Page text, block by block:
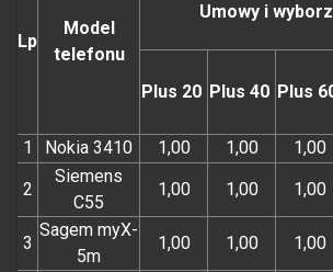
Lp
Model
telefonu
Umowy i
Plus 20 Plus 40 Plus
1 Nokia 3410 1,00 1,00 1,00
2
Siemens
C55
1,00 1,00 1,00
3
Sagem myX-
5m
1,00 1,00 1,00